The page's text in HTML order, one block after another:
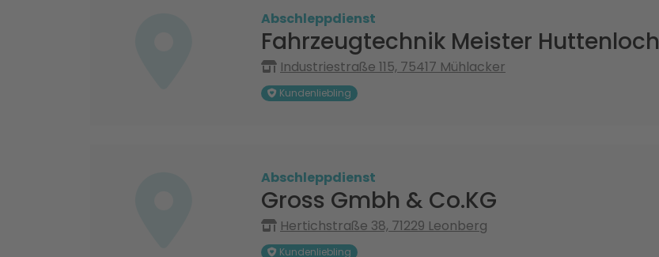
Abschleppdienst
Fahrzeugtechnik Meister Huttenloch
Industriestraße 115, 75417 Mühlacker
Kundenliebling
Abschleppdienst
Gross Gmbh & Co.KG
Hertichstraße 38, 71229 Leonberg
Kundenliebling